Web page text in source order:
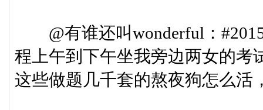
@有谁还叫wonderful：
程上午到下午坐我旁边两女的考
这些做题几千套的熬夜狗怎么活